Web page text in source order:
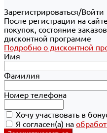
Зарегистрироваться/Войти
После регистрации на
покупок, состояние
дисконтной программе
Подробно о дисконтной
Имя
Фамилия
Номер телефона
Хочу участвовать в
Я согласен(а) на